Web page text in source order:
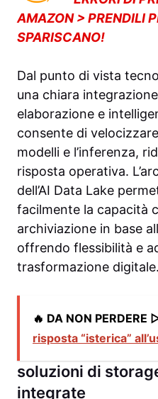
AMAZON > PRENDILI
SPARISCANO!
Dal punto di vista
una chiara
elaborazione e
consente di
modelli e l’inferenza,
risposta operativa.
dell’AI Data Lake
facilmente la capacità
archiviazione in base
offrendo flessibilità e
trasformazione digitale.
🔥 DA NON PERDERE
risposta “isterica”
soluzioni di
integrate